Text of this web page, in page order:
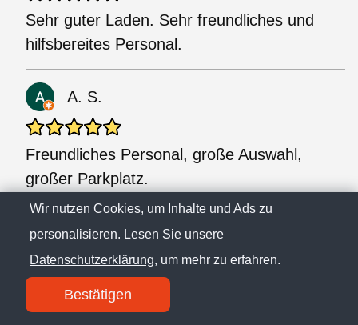
Sehr guter Laden. Sehr freundliches und
hilfsbereites Personal.
A. S.
Freundliches Personal, große Auswahl,
großer Parkplatz.
A. B.
Es ist immer schwierig, die Preise zu lesen,
die auf 100 g angegeben sind
Wir nutzen Cookies, um Inhalte und Ads zu
personalisieren. Lesen Sie unsere
Datenschutzerklärung, um mehr zu erfahren.
Bestätigen